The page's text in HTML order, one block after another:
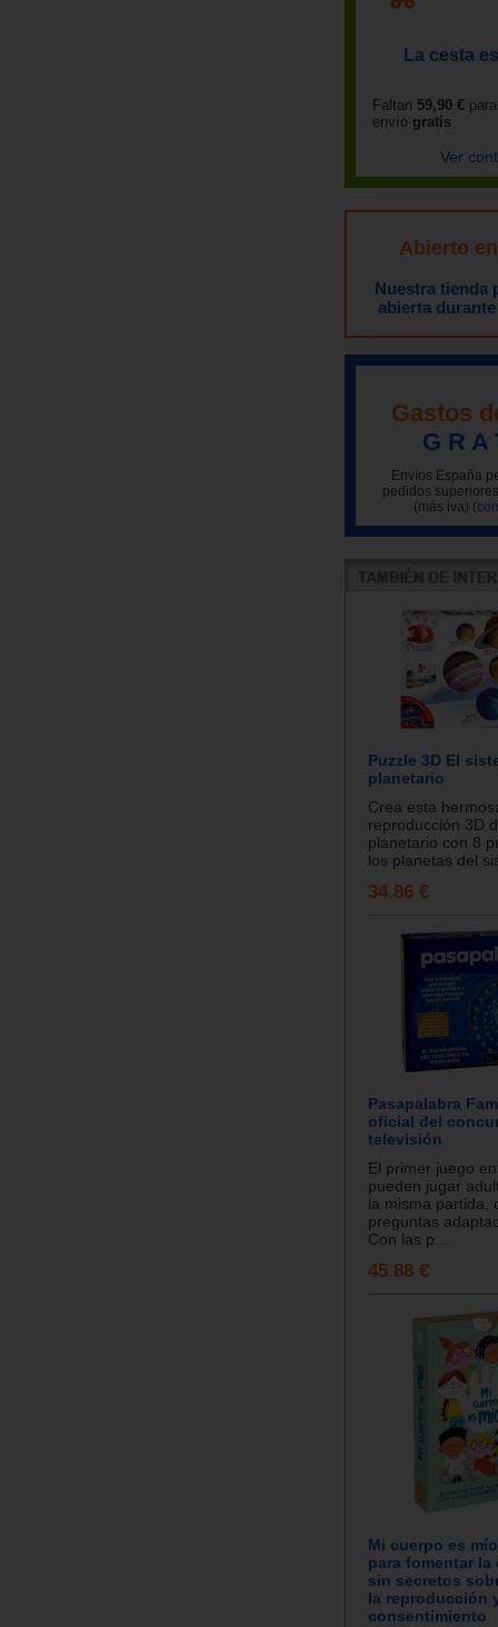
La cesta
Faltan 59,90 €
envío gratis
Ver
Abierto
Nuestra tienda
abierta
Gastos
G R A
Envíos España
pedidos
(más iva)
Puzzle 3D El
planetario
Crea esta
reproducción 3D
planetario con 8
los planetas del
34.86 €
Pasapalabra
oficial del
televisión
El primer juego
pueden jugar
la misma partida,
preguntas
Con las p...
45.88 €
Mi cuerpo es
para fomentar
sin secretos
la reproducción
consentimiento